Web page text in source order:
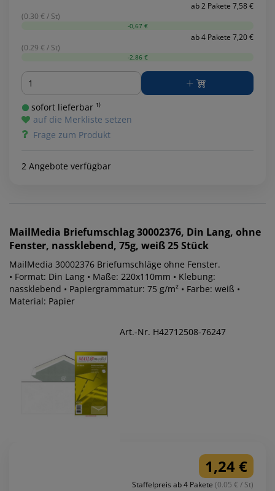
ab 2 Pakete 7,58 €
(0.30 € / St)
-0,67 €
ab 4 Pakete 7,20 €
(0.29 € / St)
-2,86 €
Menge
sofort lieferbar ¹⁾
auf die Merkliste setzen
Frage zum Produkt
2 Angebote verfügbar
MailMedia Briefumschlag 30002376, Din Lang, ohne
Fenster, nassklebend, 75g, weiß 25 Stück
MailMedia 30002376 Briefumschläge ohne Fenster.
• Format: Din Lang • Maße: 220x110mm • Klebung:
nassklebend • Papiergrammatur: 75 g/m² • Farbe: weiß •
Material: Papier
Art.-Nr. H42712508-76247
1,24 €
Staffelpreis ab 4 Pakete (0.05 € / St)